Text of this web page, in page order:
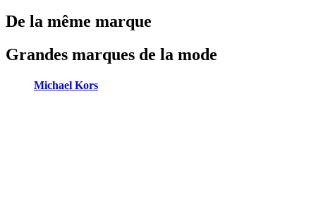
De la même marque
Grandes marques de la mode
Michael Kors